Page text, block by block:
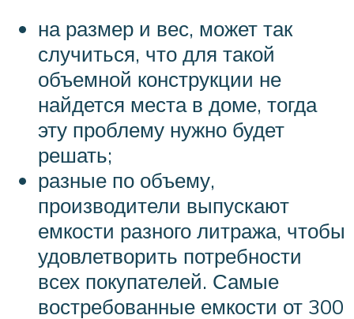
на размер и вес, может так
случиться, что для такой
объемной конструкции не
найдется места в доме, тогда
эту проблему нужно будет
решать;
разные по объему,
производители выпускают
емкости разного литража, чтобы
удовлетворить потребности
всех покупателей. Самые
востребованные емкости от 300